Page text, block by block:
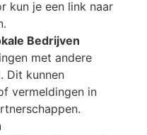
kun je een link naar
Bedrijven
met andere
Dit kunnen
vermeldingen in